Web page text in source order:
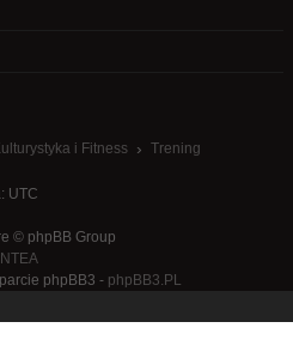
i Fitness Trening
UTC
© phpBB Group
phpBB3 - phpBB3.PL